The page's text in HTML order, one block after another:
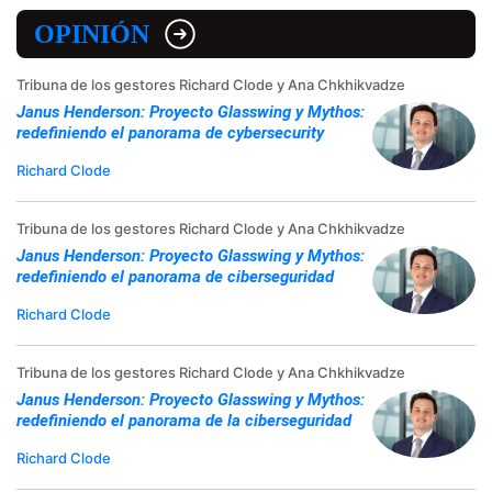
OPINIÓN
Tribuna de los gestores Richard Clode y Ana Chkhikvadze
Janus Henderson: Proyecto Glasswing y Mythos:
redefiniendo el panorama de cybersecurity
Richard Clode
Tribuna de los gestores Richard Clode y Ana Chkhikvadze
Janus Henderson: Proyecto Glasswing y Mythos:
redefiniendo el panorama de ciberseguridad
Richard Clode
Tribuna de los gestores Richard Clode y Ana Chkhikvadze
Janus Henderson: Proyecto Glasswing y Mythos:
redefiniendo el panorama de la ciberseguridad
Richard Clode